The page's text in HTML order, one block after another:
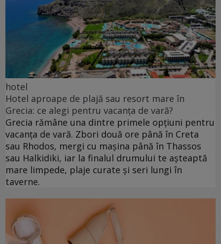
hotel
Hotel aproape de plajă sau resort mare în
Grecia: ce alegi pentru vacanța de vară?
Grecia rămâne una dintre primele opțiuni pentru
vacanța de vară. Zbori două ore până în Creta
sau Rhodos, mergi cu mașina până în Thassos
sau Halkidiki, iar la finalul drumului te așteaptă
mare limpede, plaje curate și seri lungi în
taverne.